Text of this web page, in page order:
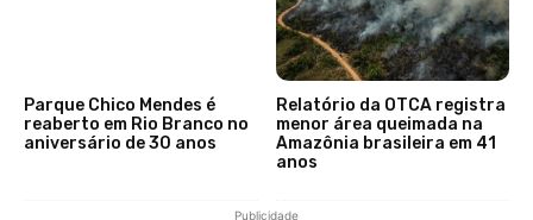
Parque Chico Mendes é
reaberto em Rio Branco no
aniversário de 30 anos
Relatório da OTCA registra
menor área queimada na
Amazônia brasileira em 41
anos
Publicidade